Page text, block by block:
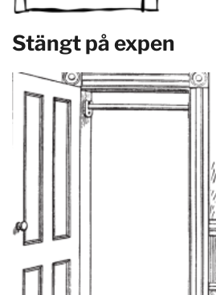
Stängt på expen